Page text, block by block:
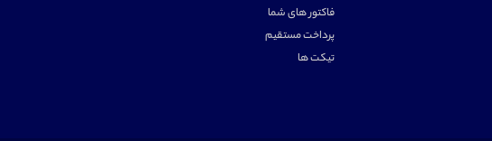
فاکتور های شما
پرداخت مستقیم
تیکت ها